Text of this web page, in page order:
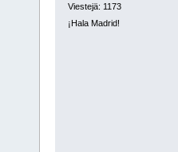
Viestejä: 1173
¡Hala Madrid!